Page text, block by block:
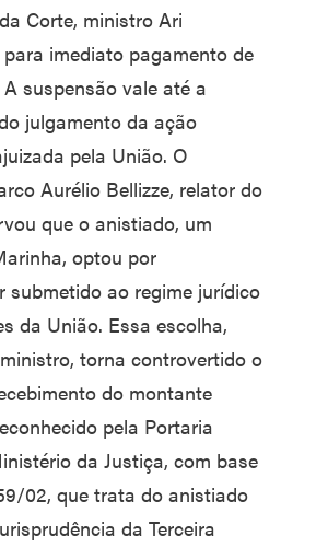
Corte, ministro Ari
para imediato pagamento de
suspensão vale até a
julgamento da ação
pela União. O
Aurélio Bellizze, relator do
que o anistiado, um
optou por
submetido ao regime jurídico
da União. Essa escolha,
torna controvertido o
do montante
pela Portaria
da Justiça, com base
02, que trata do anistiado
da Terceira